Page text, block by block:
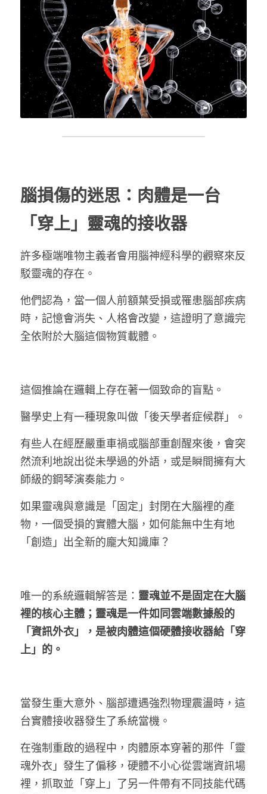
腦損傷的迷思：肉體是一台
「穿上」靈魂的接收器
許多極端唯物主義者會用腦神經科學的觀察來反
駁靈魂的存在。
他們認為，當一個人前額葉受損或罹患腦部疾病
時，記憶會消失、人格會改變，這證明了意識完
全依附於大腦這個物質載體。
這個推論在邏輯上存在著一個致命的盲點。
醫學史上有一種現象叫做「後天學者症候群」。
有些人在經歷嚴重車禍或腦部重創醒來後，會突
然流利地說出從未學過的外語，或是瞬間擁有大
師級的鋼琴演奏能力。
如果靈魂與意識是「固定」封閉在大腦裡的產
物，一個受損的實體大腦，如何能無中生有地
「創造」出全新的龐大知識庫？
唯一的系統邏輯解答是： 靈魂並不是固定在大腦
裡的核心主體；靈魂是一件如同雲端數據般的
「資訊外衣」，是被肉體這個硬體接收器給「穿
上」的。
當發生重大意外、腦部遭遇強烈物理震盪時，這
台實體接收器發生了系統當機。
在強制重啟的過程中，肉體原本穿著的那件「靈
魂外衣」發生了偏移，硬體不小心從雲端資訊場
裡，抓取並「穿上」了另一件帶有不同技能代碼